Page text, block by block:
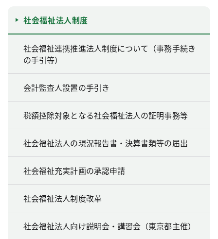
社会福祉法人制度
社会福祉連携推進法人制度について（事務手続き
の手引等）
会計監査人設置の手引き
税額控除対象となる社会福祉法人の証明事務等
社会福祉法人の現況報告書・決算書類等の届出
社会福祉充実計画の承認申請
社会福祉法人制度改革
社会福祉法人向け説明会・講習会（東京都主催）